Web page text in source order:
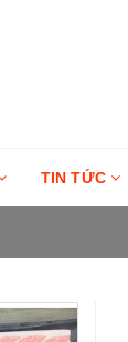
TIN TỨC